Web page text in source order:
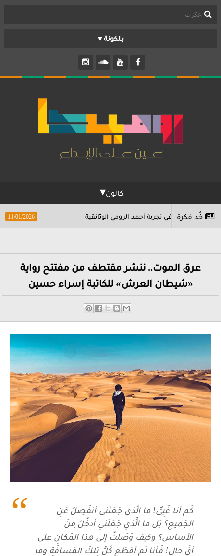
تواصل معنا
تابلوه
بانوراما
حكاوي
كالون
خُد فكرة
في تجربة أحمد الرومي الوثائقية "رحلة البحث
عرق الموت.. ننشر مقتطف من مفتتح رواية
«شيطان العرش» للكاتبة إسراء حسين
كَم أنا غَبِيٌّ! ما الّذي جَعَلَني أنفَصِلُ عَنِ
الجَميع؟ بَل ما الَّذي جَعَلَني أدخُلُ مِنَ
الأساس؟ وكيف وَصَلتُ إلى هذا المَكانِ على
أيِّ حالٍ! فَأنا لَم أقطَع كُلَّ تِلكَ المَسافَةِ وما